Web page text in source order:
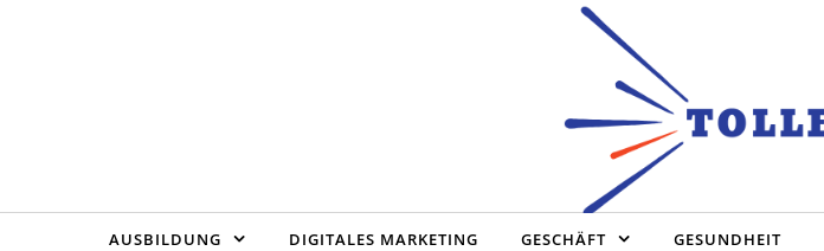
AUSBILDUNG DIGITALES MARKETING GESCHÄFT GESUNDHEIT